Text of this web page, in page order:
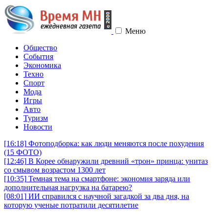
Меню
Общество
События
Экономика
Техно
Спорт
Мода
Игры
Авто
Туризм
Новости
[16:18] Фотоподборка: как люди меняются после похудения
(15 ФОТО)
[12:46] В Корее обнаружили древний «трон» принца: унитаз
со смывом возрастом 1300 лет
[10:35] Темная тема на смартфоне: экономия заряда или
дополнительная нагрузка на батарею?
[08:01] ИИ справился с научной загадкой за два дня, на
которую ученые потратили десятилетие